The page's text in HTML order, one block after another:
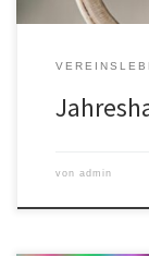
von admin